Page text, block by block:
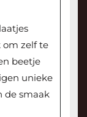
om zelf te
beetje
unieke
de smaak